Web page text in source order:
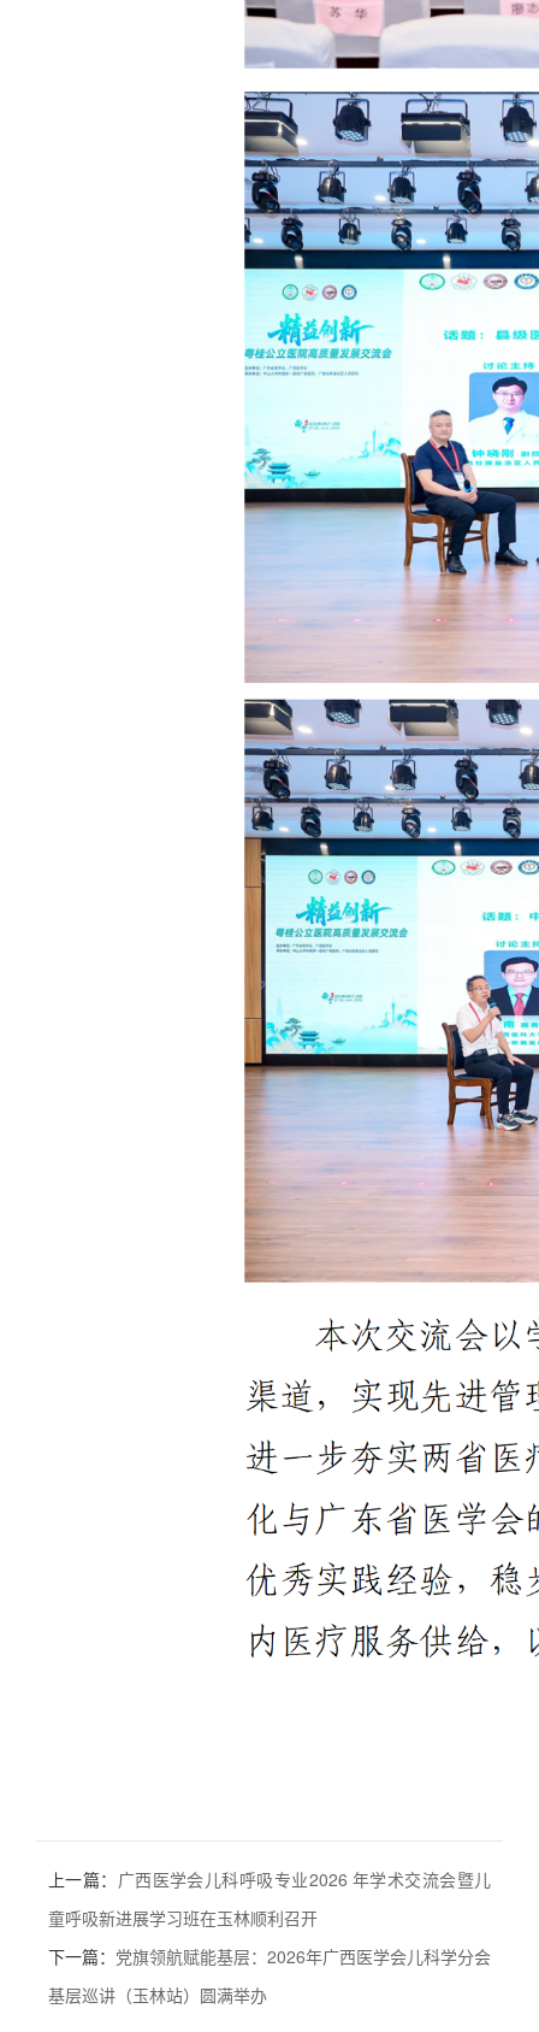
上一篇： 广西医学会儿科呼吸专业2026 年学术交流会暨儿
童呼吸新进展学习班在玉林顺利召开
下一篇： 党旗领航赋能基层：2026年广西医学会儿科学分会
基层巡讲（玉林站）圆满举办